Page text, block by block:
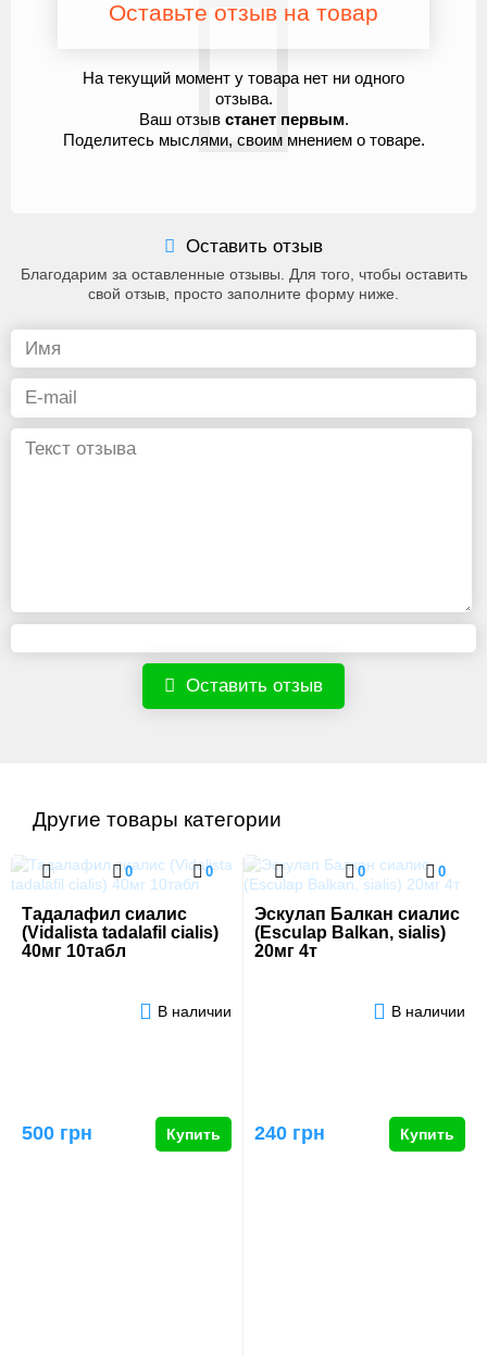
Оставьте отзыв на товар
На текущий момент у товара нет ни одного
отзыва.
Ваш отзыв станет первым.
Поделитесь мыслями, своим мнением о товаре.
Оставить отзыв
Благодарим за оставленные отзывы. Для того, чтобы оставить
свой отзыв, просто заполните форму ниже.
Оставить отзыв
Другие товары категории
0 0
Тадалафил сиалис
(Vidalista tadalafil cialis)
40мг 10табл
В наличии
500 грн Купить
0 0
Эскулап Балкан cиалис
(Esculap Balkan, sialis)
20мг 4т
В наличии
240 грн Купить